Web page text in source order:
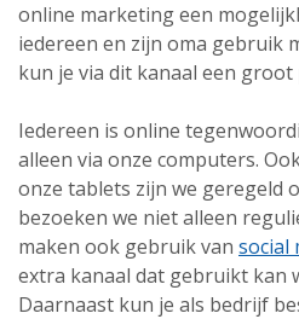
online marketing een
iedereen en zijn oma gebruik
kun je via dit kanaal een
Iedereen is online
alleen via onze computers.
onze tablets zijn we geregeld
bezoeken we niet alleen
maken ook gebruik van social
extra kanaal dat gebruikt kan
Daarnaast kun je als bedrijf